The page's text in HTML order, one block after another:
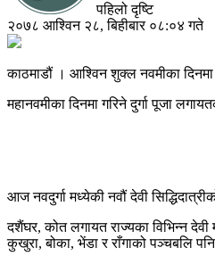
पहिलो दृष्टि
२०७८ आश्विन २८, बिहीबार ०८:०४ गते
काठमाडौं । आश्विन शुक्ल नवमीका दिनमा
महानवमीका दिनमा गरिने दुर्गा पूजा
आज नवदुर्गा मध्येकी नवौं देवी
दशैंघर, कोत लगायत राज्यका विभिन्न देवी
कुखुरा, बोका, भेंडा र राँगाको पञ्चबलि